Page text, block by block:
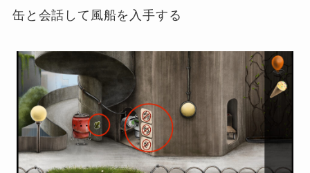
缶と会話して風船を入手する